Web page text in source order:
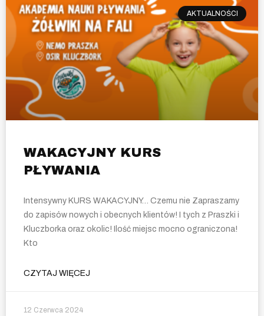
AKTUALNOŚCI
WAKACYJNY KURS
PŁYWANIA
Intensywny KURS WAKACYJNY… Czemu nie Zapraszamy
do zapisów nowych i obecnych klientów! I tych z Praszki i
Kluczborka oraz okolic! Ilość miejsc mocno ograniczona!
Kto
CZYTAJ WIĘCEJ
12 Czerwca 2024